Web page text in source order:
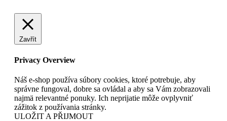
Zavřít
Privacy Overview
Náš e-shop používa súbory cookies, ktoré potrebuje, aby
správne fungoval, dobre sa ovládal a aby sa Vám zobrazovali
najmä relevantné ponuky. Ich neprijatie môže ovplyvniť
zážitok z používania stránky.
ULOŽIT A PŘIJMOUT